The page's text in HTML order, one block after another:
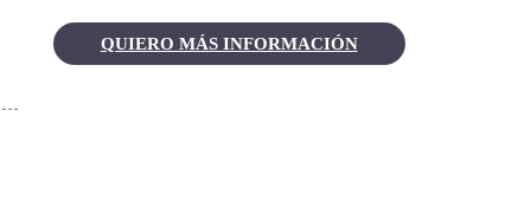
QUIERO MÁS INFORMACIÓN